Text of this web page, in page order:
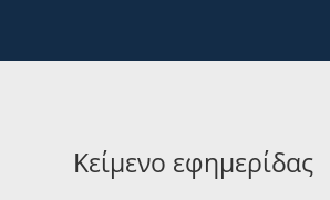
Κείμενο εφημερίδας